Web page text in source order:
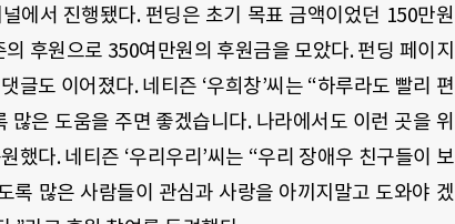
에서 진행됐다. 펀딩은 초기 목표 금액이었던 150만원
후원으로 350여만원의 후원금을 모았다. 펀딩 페이지
글도 이어졌다. 네티즌 ‘우희창’씨는 “하루라도 빨리 편
은 도움을 주면 좋겠습니다. 나라에서도 이런 곳을 위
했다. 네티즌 ‘우리우리’씨는 “우리 장애우 친구들이 보
록 많은 사람들이 관심과 사랑을 아끼지말고 도와야 겠